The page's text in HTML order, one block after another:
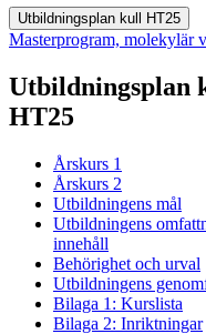
Utbildningsplan kull HT25
Masterprogram, molekylär
Utbildningsplan
HT25
Årskurs 1
Årskurs 2
Utbildningens mål
Utbildningens
innehåll
Behörighet och urval
Utbildningens
Bilaga 1: Kurslista
Bilaga 2: Inriktningar